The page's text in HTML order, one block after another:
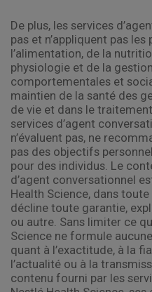
De plus, les services
pas et n’appliquent pas
l’alimentation, de la
physiologie et de la
comportementales et
maintien de la santé des
de vie et dans le
services d’agent
n’évaluent pas, ne
pas des objectifs
pour des individus. Le
d’agent conversationnel
Health Science, dans
décline toute garantie,
ou autre. Sans limiter ce
Science ne formule
quant à l’exactitude, à la
l’actualité ou à la
contenu fourni par les